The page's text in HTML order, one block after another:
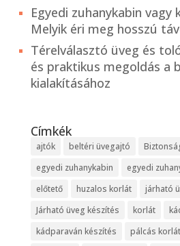
Egyedi zuhanykabin vagy
Melyik éri meg hosszú
Térelválasztó üveg és
és praktikus megoldás a
kialakításához
Címkék
ajtók beltéri üvegajtó
egyedi zuhanykabin
egyedi
előtető
huzalos korlát
járható
Járható üveg készítés
korlát
kádparaván készítés
pálcás korlát